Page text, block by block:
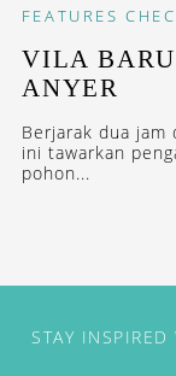
FEATURES
VILA
ANYER
Berjarak dua jam
ini tawarkan
pohon...
STAY